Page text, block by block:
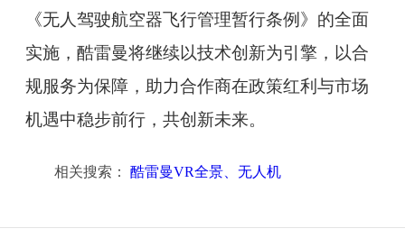
《无人驾驶航空器飞行管理暂行条例》的全面
实施，酷雷曼将继续以技术创新为引擎，以合
规服务为保障，助力合作商在政策红利与市场
机遇中稳步前行，共创新未来。
相关搜索： 酷雷曼VR全景、无人机